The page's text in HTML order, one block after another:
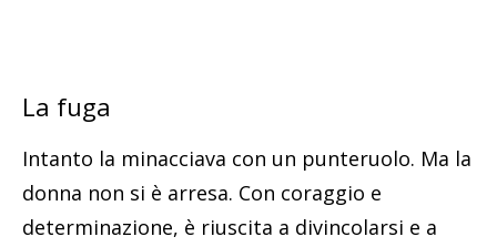
La fuga
Intanto la minacciava con un punteruolo. Ma la
donna non si è arresa. Con coraggio e
determinazione, è riuscita a divincolarsi e a